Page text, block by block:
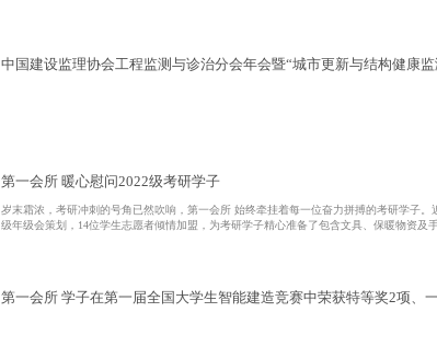
中国建设监理协会工程监测与诊治分会年会暨“城市更新与结构健康
第一会所 暖心慰问2022级考研学子
岁末霜浓，考研冲刺的号角已然吹响，第一会所 始终牵挂着每一位奋力拼搏的考研学子。
级年级会策划，14位学生志愿者倾情加盟，为考研学子精心准备了包含文具、保暖物资及
第一会所 学子在第一届全国大学生智能建造竞赛中荣获特等奖2项、